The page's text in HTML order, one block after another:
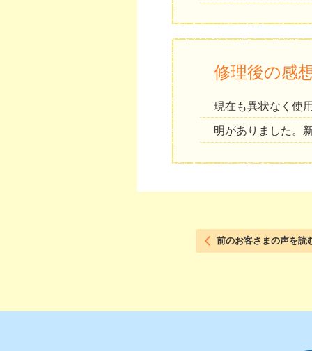
修理後の感
現在も異状なく使
明がありました。
前のお客さまの声を読